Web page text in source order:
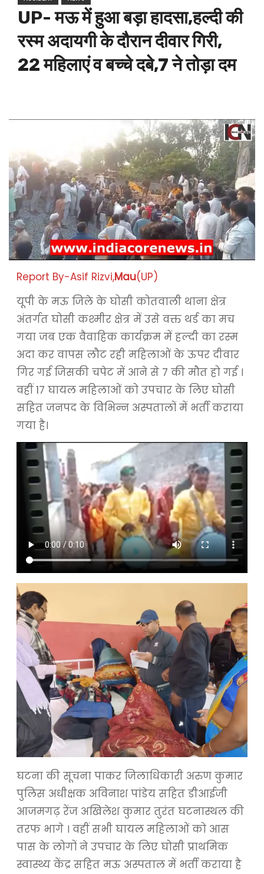
UP- मऊ में हुआ बड़ा हादसा,हल्दी की
रस्म अदायगी के दौरान दीवार गिरी,
22 महिलाएं व बच्चे दबे,7 ने तोड़ा दम
Report By-Asif Rizvi,Mau(UP)
यूपी के मऊ जिले के घोसी कोतवाली थाना क्षेत्र
अंतर्गत घोसी कश्मीर क्षेत्र में उसे वक्त थर्ड का मच
गया जब एक वैवाहिक कार्यक्रम में हल्दी का रस्म
अदा कर वापस लौट रही महिलाओं के ऊपर दीवार
गिर गई जिसकी चपेट में आने से 7 की मौत हो गई ।
वहीं 17 घायल महिलाओं को उपचार के लिए घोसी
सहित जनपद के विभिन्न अस्पतालों में भर्ती कराया
गया है।
घटना की सूचना पाकर जिलाधिकारी अरुण कुमार
पुलिस अधीक्षक अविनाश पांडेय सहित डीआईजी
आजमगढ़ रेंज अखिलेश कुमार तुरंत घटनास्थल की
तरफ भागे । वहीं सभी घायल महिलाओं को आस
पास के लोगों ने उपचार के लिए घोसी प्राथमिक
स्वास्थ्य केंद्र सहित मऊ अस्पताल में भर्ती कराया है